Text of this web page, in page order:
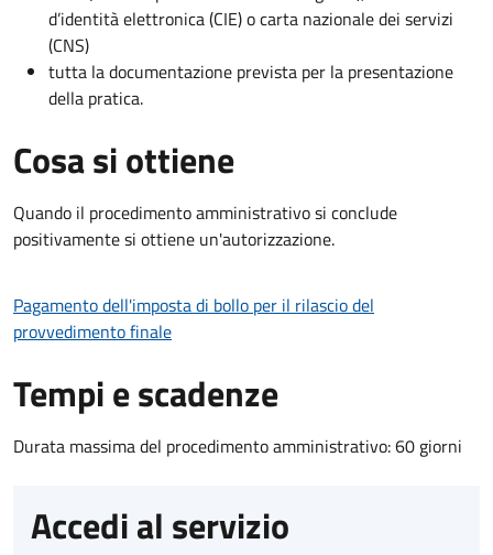
d’identità elettronica (CIE) o carta nazionale dei servizi
(CNS)
tutta la documentazione prevista per la presentazione
della pratica.
Cosa si ottiene
Quando il procedimento amministrativo si conclude
positivamente si ottiene un'autorizzazione.
Pagamento dell'imposta di bollo per il rilascio del
provvedimento finale
Tempi e scadenze
Durata massima del procedimento amministrativo: 60 giorni
Accedi al servizio